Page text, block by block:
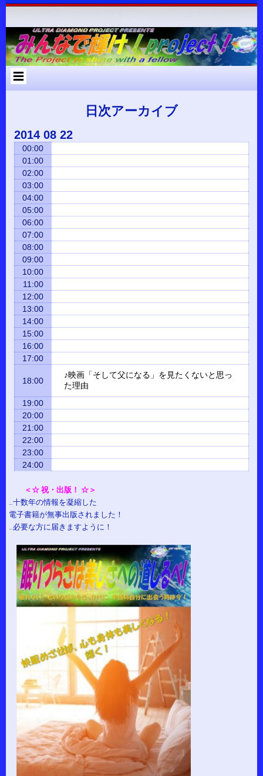
コ
ン
ツ
へ
ス
Skip
POSTS-
2
Skip
COMMENTS-
2
Skip
2
Skip
2
Skip
2
Skip
2
Skip
2
Skip
2
Skip
3
Skip
2
Skip
2
Skip
3
Skip
3
日次アーカイブ
2014 08 22
00:00
01:00
02:00
03:00
04:00
05:00
06:00
07:00
08:00
09:00
10:00
11:00
12:00
13:00
14:00
15:00
16:00
17:00
18:00
♪映画「そして父になる」を見たくないと思っ
た理由
19:00
20:00
21:00
22:00
23:00
24:00
＜☆ 祝・出版！ ☆＞
…十数年の情報を凝縮した
電子書籍が無事出版されました！
…必要な方に届きますように！